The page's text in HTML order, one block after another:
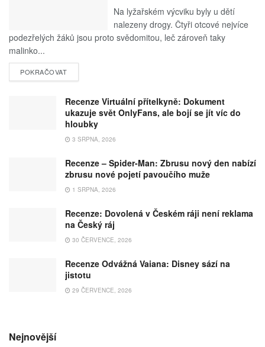
Na lyžařském výcviku byly u dětí
nalezeny drogy. Čtyři otcové nejvíce
podezřelých žáků jsou proto svědomitou, leč zároveň taky
malinko...
POKRAČOVAT
Recenze Virtuální přítelkyně: Dokument
ukazuje svět OnlyFans, ale bojí se jít víc do
hloubky
3 SRPNA, 2026
Recenze – Spider-Man: Zbrusu nový den nabízí
zbrusu nové pojetí pavoučího muže
1 SRPNA, 2026
Recenze: Dovolená v Českém ráji není reklama
na Český ráj
30 ČERVENCE, 2026
Recenze Odvážná Vaiana: Disney sází na
jistotu
29 ČERVENCE, 2026
Nejnovější